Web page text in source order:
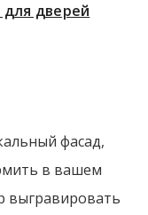
дверей
фасад,
в вашем
выгравировать